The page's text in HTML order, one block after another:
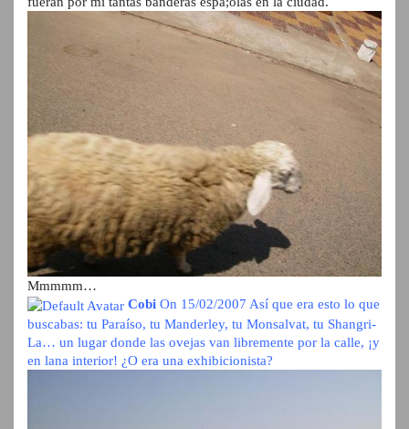
Mmmmm…
Cobi On 15/02/2007 Así que era esto lo que
buscabas: tu Paraíso, tu Manderley, tu Monsalvat, tu Shangri-
La… un lugar donde las ovejas van libremente por la calle, ¡y
en lana interior! ¿O era una exhibicionista?